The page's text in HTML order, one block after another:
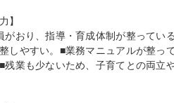
】
がおり、指導・育成体制が整ってい
しやすい。■業務マニュアルが整っ
残業も少ないため、子育てとの両立